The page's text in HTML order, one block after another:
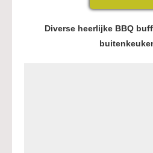
Diverse heerlijke BBQ